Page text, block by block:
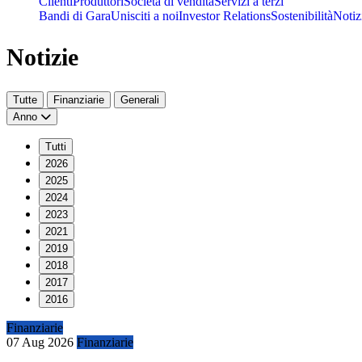
Bandi di GaraUnisciti a noiInvestor RelationsSostenibilità
Notizie
Tutte Finanziarie
Generali
Anno
Tutti
2026
2025
2024
2023
2021
2019
2018
2017
2016
Finanziarie
07 Aug 2026 Finanziarie